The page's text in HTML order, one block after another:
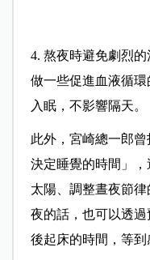
4. 熬夜時避免劇烈
做一些促進血液循
入眠，不影響隔天。
此外，宮崎總一郎
決定睡覺的時間」
太陽、調整晝夜節
夜的話，也可以透
後起床的時間，等到